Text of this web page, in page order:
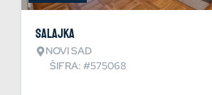
Salajka
NOVI SAD
ŠIFRA: #575068